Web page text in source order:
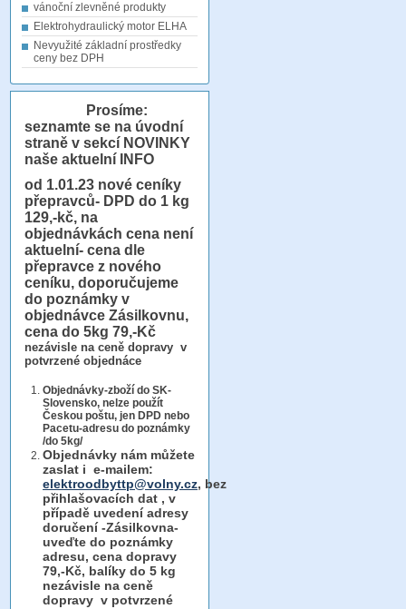
vánoční zlevněné produkty
Elektrohydraulický motor ELHA
Nevyužité základní prostředky
ceny bez DPH
Prosíme:
seznamte se na úvodní
straně v sekcí NOVINKY
naše aktuelní INFO
od 1.01.23 nové ceníky
přepravců- DPD do 1 kg
129,-kč, na
objednávkách cena není
aktuelní- cena dle
přepravce z nového
ceníku, doporučujeme
do poznámky v
objednávce Zásilkovnu,
cena do 5kg 79,-Kč
nezávisle na ceně dopravy v
potvrzené objednáce
Objednávky-zboží do SK-
Slovensko, nelze použít
Českou poštu, jen DPD nebo
Pacetu-adresu do poznámky
/do 5kg/
Objednávky nám můžete
zaslat i e-mailem:
elektroodbyttp@volny.cz, bez
přihlašovacích dat , v
případě uvedení adresy
doručení -Zásilkovna-
uveďte do poznámky
adresu, cena dopravy
79,-Kč, balíky do 5 kg
nezávisle na ceně
dopravy v potvrzené